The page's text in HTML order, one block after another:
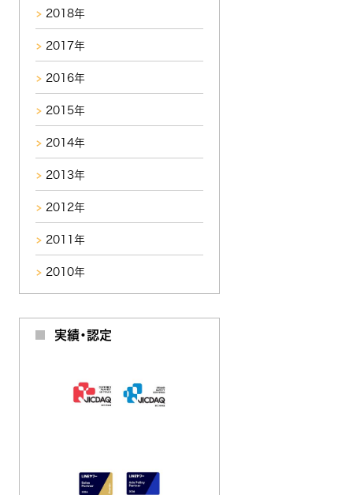
2018年
2017年
2016年
2015年
2014年
2013年
2012年
2011年
2010年
実績・認定